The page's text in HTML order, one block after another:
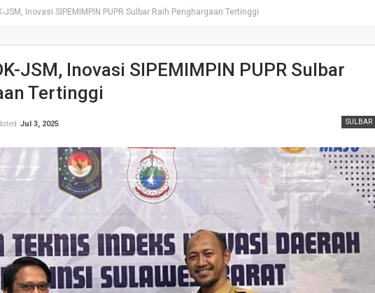
JSM, Inovasi SIPEMIMPIN PUPR Sulbar Raih Penghargaan Tertinggi
JSM, Inovasi SIPEMIMPIN PUPR Sulbar
Tertinggi
SULBAR
Jul 3, 2025